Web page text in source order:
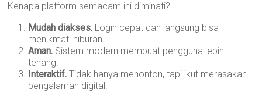
Kenapa platform semacam ini diminati?
Mudah diakses. Login cepat dan langsung bisa
menikmati hiburan.
Aman. Sistem modern membuat pengguna lebih
tenang.
Interaktif. Tidak hanya menonton, tapi ikut merasakan
pengalaman digital.